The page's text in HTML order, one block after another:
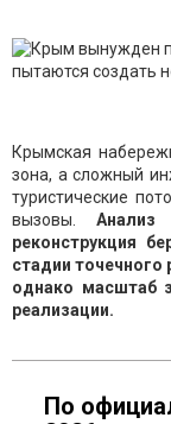
Крымская
зона, а сложный
туристические
вызовы.Анализ
реконструкция
стадии
однако масштаб
реализации.
По